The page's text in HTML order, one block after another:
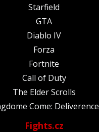
Starfield
GTA
Diablo IV
Forza
Fortnite
Call of Duty
The Elder Scrolls
Come: Deliverence
Fights.cz